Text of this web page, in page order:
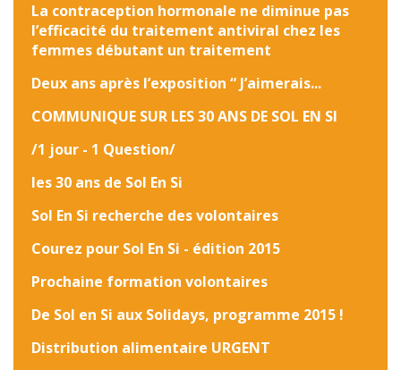
La contraception hormonale ne diminue pas
l’efficacité du traitement antiviral chez les
femmes débutant un traitement
Deux ans après l’exposition “ J’aimerais...
COMMUNIQUE SUR LES 30 ANS DE SOL EN SI
/1 jour - 1 Question/
les 30 ans de Sol En Si
Sol En Si recherche des volontaires
Courez pour Sol En Si - édition 2015
Prochaine formation volontaires
De Sol en Si aux Solidays, programme 2015 !
Distribution alimentaire URGENT